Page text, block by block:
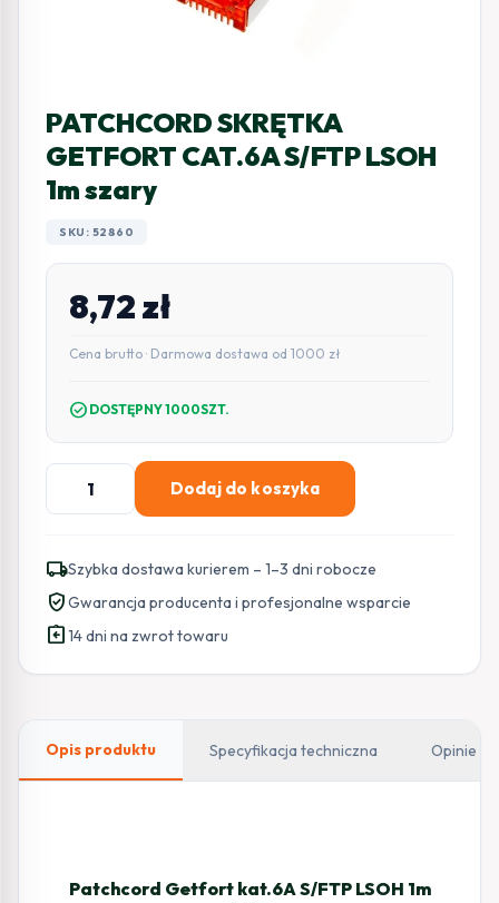
PATCHCORD SKRĘTKA
GETFORT CAT.6A S/FTP LSOH
1m szary
SKU: 52860
8,72zł
Cena brutto · Darmowa dostawa od 1000 zł
check_circle DOSTĘPNY 1000SZT.
ilość
PATCHCORD
GETFORT
CAT.6A
S/FTP
LSOH
Dodaj do koszyka
local_shippingSzybka dostawa kurierem – 1–3 dni robocze
verified_userGwarancja producenta i profesjonalne wsparcie
assignment_return14 dni na zwrot towaru
Opis produktu Specyfikacja techniczna Opinie
Patchcord Getfort kat.6A S/FTP LSOH 1m